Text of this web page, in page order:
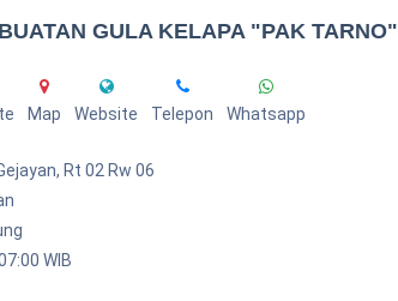
GULA KELAPA "PAK TARNO"
Map Website Telepon Whatsapp
Rt 02 Rw 06
WIB